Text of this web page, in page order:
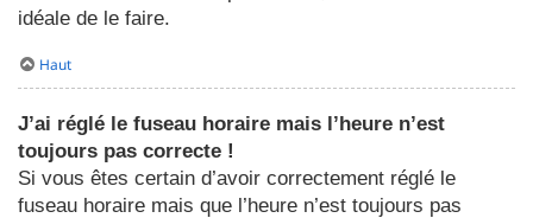
idéale de le faire.
Haut
J’ai réglé le fuseau horaire mais l’heure n’est
toujours pas correcte !
Si vous êtes certain d’avoir correctement réglé le
fuseau horaire mais que l’heure n’est toujours pas